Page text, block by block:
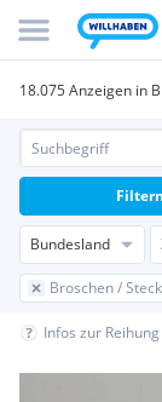
18.075 Anzeigen in
Bundesland
Broschen /
Filtern
Infos zur